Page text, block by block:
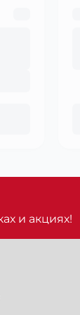
и акциях!